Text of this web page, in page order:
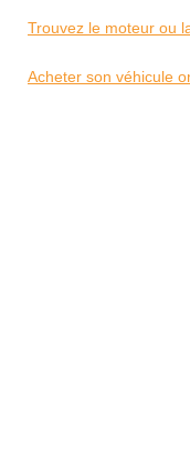
Trouvez le moteur ou
Acheter son véhicule